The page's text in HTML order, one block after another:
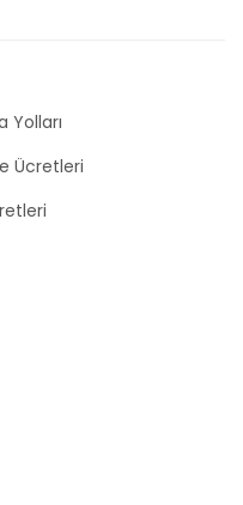
Yolları
Ücretleri